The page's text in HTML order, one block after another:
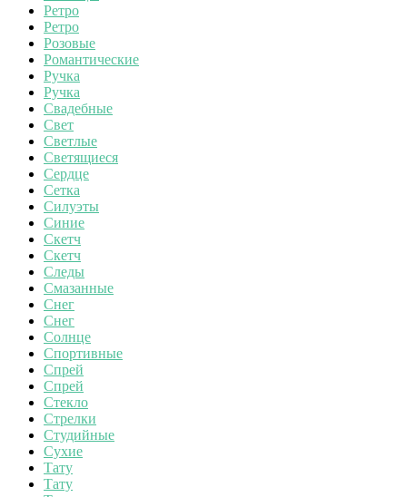
Ретро
Ретро
Розовые
Романтические
Ручка
Ручка
Свадебные
Свет
Светлые
Светящиеся
Сердце
Сетка
Силуэты
Синие
Скетч
Скетч
Следы
Смазанные
Снег
Снег
Солнце
Спортивные
Спрей
Спрей
Стекло
Стрелки
Студийные
Сухие
Тату
Тату